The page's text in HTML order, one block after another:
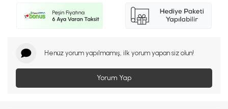
Henüz yorum yapılmamış, ilk yorum yapan siz olun!
Yorum Yap